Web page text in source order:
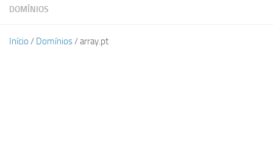
DOMÍNIOS
Início / Domínios/ array.pt